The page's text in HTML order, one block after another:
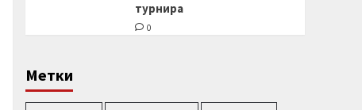
турнира
0
Метки